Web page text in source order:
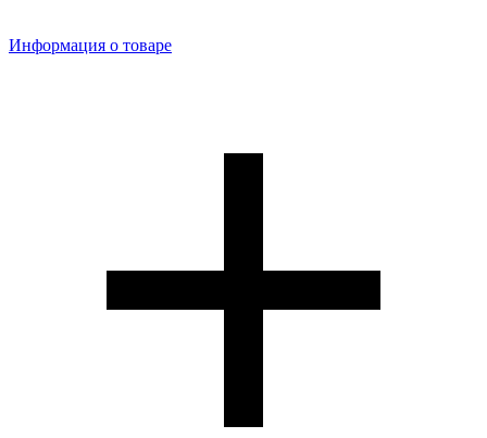
Информация о товаре